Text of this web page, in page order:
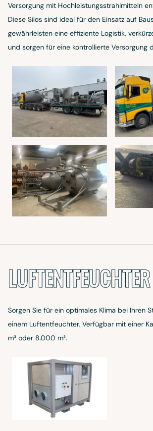
Versorgung mit Hochleistungsstrahlmitteln
Diese Silos sind ideal für den Einsatz auf
gewährleisten eine effiziente Logistik,
und sorgen für eine kontrollierte Versorgung
LUFTENTFEUCHTER
Sorgen Sie für ein optimales Klima bei Ihren
einem Luftentfeuchter. Verfügbar mit einer
m³ oder 8.000 m³.